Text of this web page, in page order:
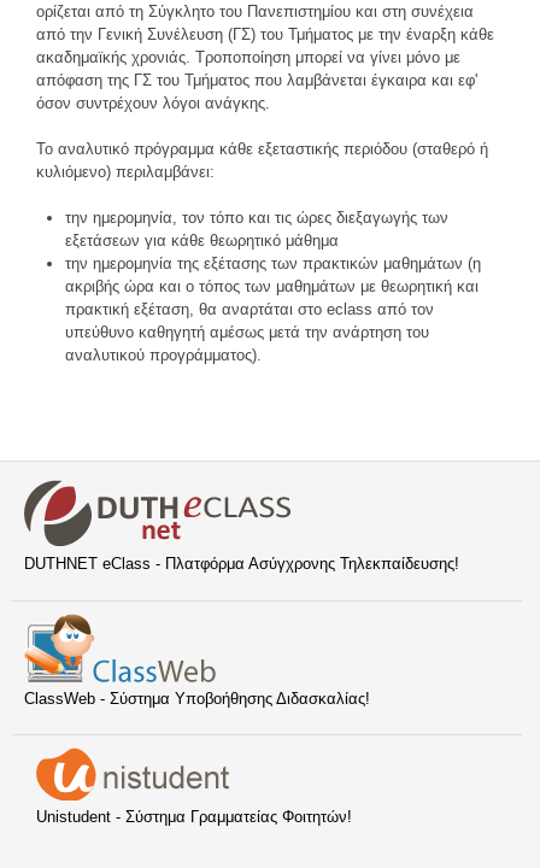
ορίζεται από τη Σύγκλητο του Πανεπιστημίου και στη συνέχεια
από την Γενική Συνέλευση (ΓΣ) του Τμήματος με την έναρξη κάθε
ακαδημαϊκής χρονιάς. Τροποποίηση μπορεί να γίνει μόνο με
απόφαση της ΓΣ του Τμήματος που λαμβάνεται έγκαιρα και εφ'
όσον συντρέχουν λόγοι ανάγκης.
To αναλυτικό πρόγραμμα κάθε εξεταστικής περιόδου (σταθερό ή
κυλιόμενο) περιλαμβάνει:
την ημερομηνία, τον τόπο και τις ώρες διεξαγωγής των
εξετάσεων για κάθε θεωρητικό μάθημα
την ημερομηνία της εξέτασης των πρακτικών μαθημάτων (η
ακριβής ώρα και ο τόπος των μαθημάτων με θεωρητική και
πρακτική εξέταση, θα αναρτάται στο eclass από τον
υπεύθυνο καθηγητή αμέσως μετά την ανάρτηση του
αναλυτικού προγράμματος).
DUTHNET eClass - Πλατφόρμα Ασύγχρονης Τηλεκπαίδευσης!
ClassWeb - Σύστημα Υποβοήθησης Διδασκαλίας!
Unistudent - Σύστημα Γραμματείας Φοιτητών!